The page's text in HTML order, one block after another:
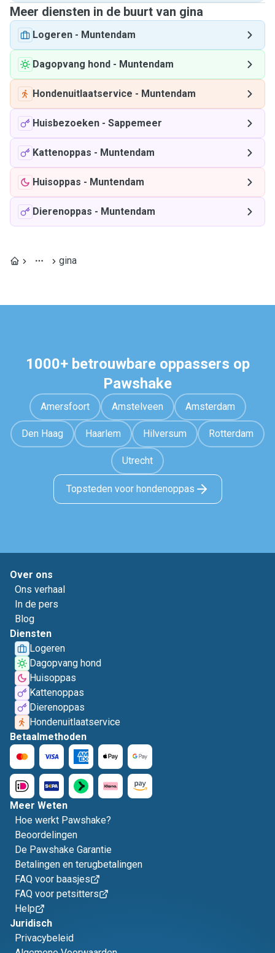
Meer diensten in de buurt van gina
Logeren - Muntendam
Dagopvang hond - Muntendam
Hondenuitlaatservice - Muntendam
Huisbezoeken - Sappemeer
Kattenoppas - Muntendam
Huisoppas - Muntendam
Dierenoppas - Muntendam
gina
1000+ betrouwbare oppassers op
Pawshake
Amersfoort Amstelveen Amsterdam
Den Haag Haarlem Hilversum Rotterdam
Utrecht
Topsteden voor hondenoppas
Over ons
Ons verhaal
In de pers
Blog
Diensten
Logeren
Dagopvang hond
Huisoppas
Kattenoppas
Dierenoppas
Hondenuitlaatservice
Betaalmethoden
Meer Weten
Hoe werkt Pawshake?
Beoordelingen
De Pawshake Garantie
Betalingen en terugbetalingen
FAQ voor baasjes
FAQ voor petsitters
Help
Juridisch
Privacybeleid